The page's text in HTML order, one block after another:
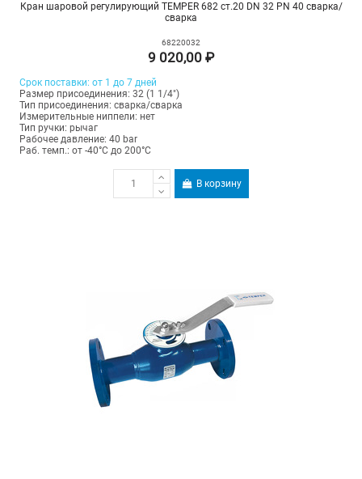
Кран шаровой регулирующий TEMPER 682 ст.20 DN 32 PN 40 сварка/
сварка
68220032
9 020,00 ₽
Срок поставки: от 1 до 7 дней
Размер присоединения: 32 (1 1/4")
Тип присоединения: сварка/сварка
Измерительные ниппели: нет
Тип ручки: рычаг
Рабочее давление: 40 bar
Раб. темп.: от -40°C до 200°C
В корзину